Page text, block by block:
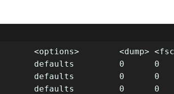
<options>        <dump>
defaults         0      0
defaults         0      0
defaults         0      0